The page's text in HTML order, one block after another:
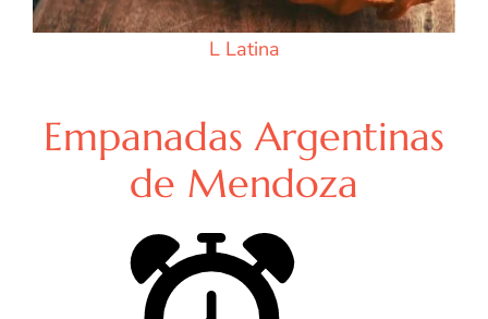
L Latina
Empanadas Argentinas
de Mendoza